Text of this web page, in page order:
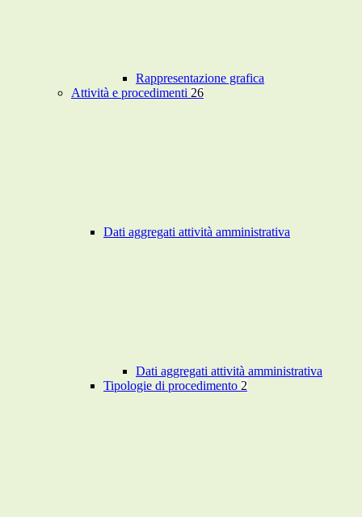
Rappresentazione grafica
Attività e procedimenti 26
Dati aggregati attività amministrativa
Dati aggregati attività amministrativa
Tipologie di procedimento 2